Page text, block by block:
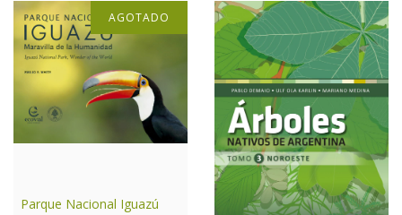
AGOTADO
Parque Nacional Iguazú